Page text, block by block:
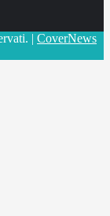
| CoverNews